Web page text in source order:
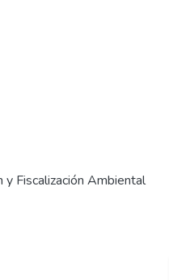
y Fiscalización Ambiental